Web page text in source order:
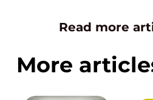
Read more
More